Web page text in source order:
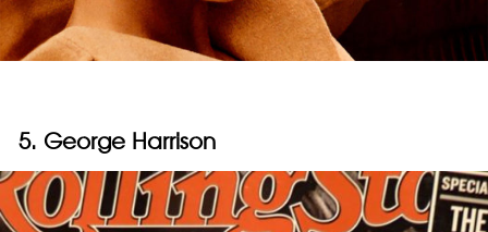
5. George Harrison